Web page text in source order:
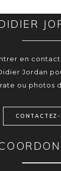
en
Jordan
ou photos